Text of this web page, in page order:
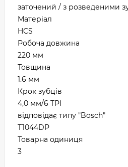
заточений / з розведеними
Матеріал
HCS
Робоча довжина
220 мм
Товщина
1.6 мм
Крок зубців
4,0 мм/6 TPI
відповідає типу "Bosch"
T1044DP
Товарна одиниця
3